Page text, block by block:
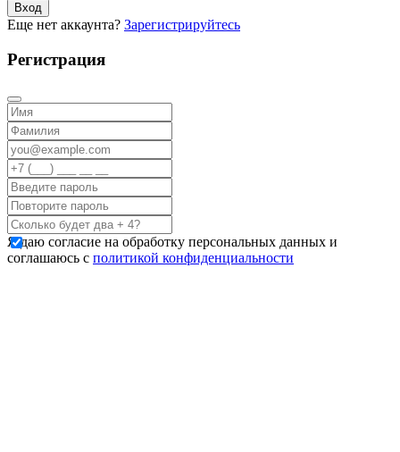
Вход
Еще нет аккаунта? Зарегистрируйтесь
Регистрация
Я даю согласие на обработку персональных данных и
соглашаюсь с политикой конфиденциальности